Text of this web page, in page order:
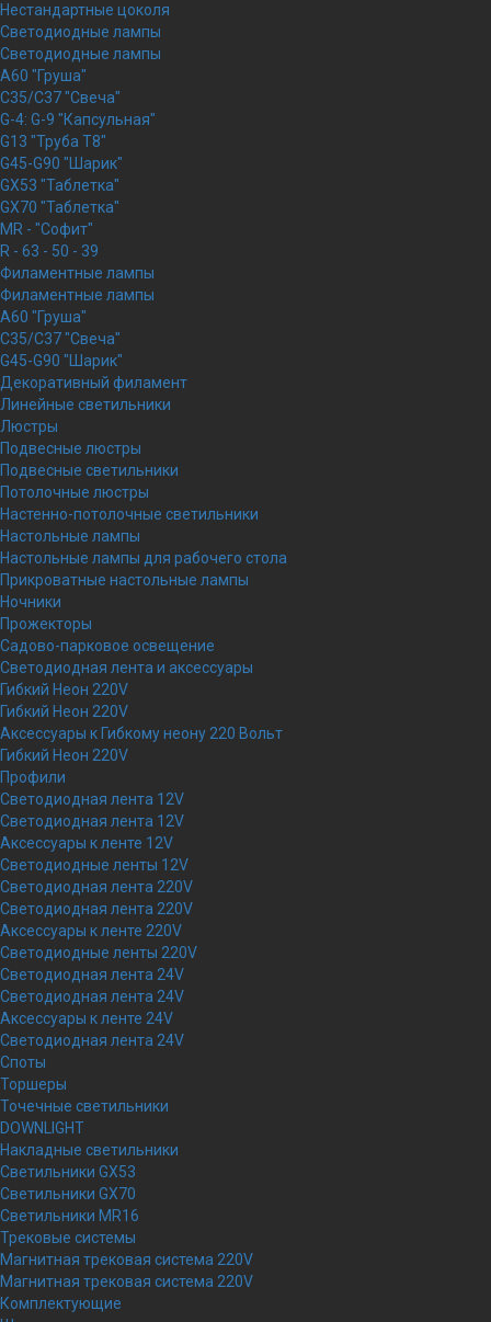
Нестандартные цоколя
Светодиодные лампы
Светодиодные лампы
A60 "Груша"
C35/C37 "Свеча"
G-4: G-9 "Капсульная"
G13 "Труба Т8"
G45-G90 "Шарик"
GX53 "Таблетка"
GX70 "Таблетка"
MR - "Софит"
R - 63 - 50 - 39
Филаментные лампы
Филаментные лампы
A60 "Груша"
C35/C37 "Свеча"
G45-G90 "Шарик"
Декоративный филамент
Линейные светильники
Люстры
Подвесные люстры
Подвесные светильники
Потолочные люстры
Настенно-потолочные светильники
Настольные лампы
Настольные лампы для рабочего стола
Прикроватные настольные лампы
Ночники
Прожекторы
Садово-парковое освещение
Светодиодная лента и аксессуары
Гибкий Неон 220V
Гибкий Неон 220V
Аксессуары к Гибкому неону 220 Вольт
Гибкий Неон 220V
Профили
Светодиодная лента 12V
Светодиодная лента 12V
Аксессуары к ленте 12V
Светодиодные ленты 12V
Светодиодная лента 220V
Светодиодная лента 220V
Аксессуары к ленте 220V
Светодиодные ленты 220V
Светодиодная лента 24V
Светодиодная лента 24V
Аксессуары к ленте 24V
Светодиодная лента 24V
Споты
Торшеры
Точечные светильники
DOWNLIGHT
Накладные светильники
Светильники GX53
Светильники GX70
Светильники MR16
Трековые системы
Магнитная трековая система 220V
Магнитная трековая система 220V
Комплектующие